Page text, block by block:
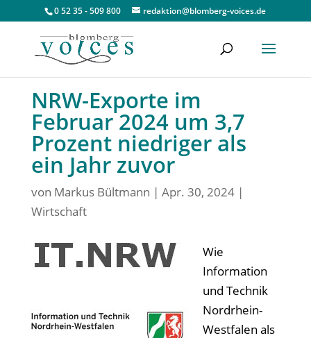
0 52 35 - 509 800 redaktion@blomberg-voices.de
NRW-Exporte im
Februar 2024 um 3,7
Prozent niedriger als
ein Jahr zuvor
von Markus Bültmann | Apr. 30, 2024|
Wirtschaft
Wie
Information
und Technik
Nordrhein-
Westfalen als